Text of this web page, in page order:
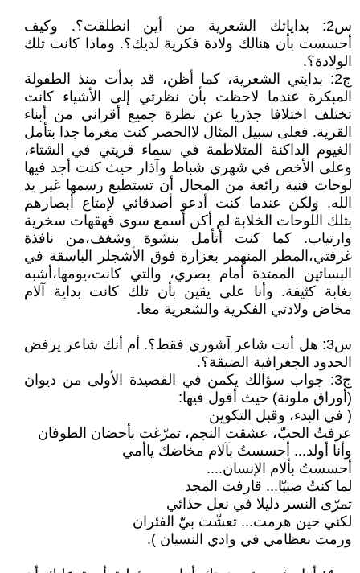
س2: بداياتك الشعرية من أين انطلقت؟. وكيف
أحسست بأن هنالك ولادة فكرية لديك؟. وماذا كانت تلك
الولادة؟.
ج2: بدايتي الشعرية، كما أظن، قد بدأت منذ الطفولة
المبكرة عندما لاحظت بأن نظرتي إلى الأشياء كانت
تختلف اختلافا جذريا عن نظرة جميع أقراني من أبناء
القرية. فعلى سبيل المثال لاالحصر كنت مغرما جدا بتأمل
الغيوم الداكنة المتلاطمة في سماء قريتي في الشتاء،
وعلى الأخص في شهري شباط وآذار حيث كنت أجد فيها
لوحات فنية رائعة من المحال أن تستطيع رسمها غير يد
الله. ولكن عندما كنت أدعو أصدقائي لإمتاع أبصارهم
بتلك اللوحات الخلابة لم أكن أسمع سوى قهقهات سخرية
وارتياب. كما كنت أتأمل بنشوة وشغف،من نافذة
غرفتي،المطر المنهمر بغزارة فوق الأشجلر الباسقة في
البساتين الممتدة أمام بصري، والتي كانت،يومها،أشبه
بغابة كثيفة. وأنا على يقين بأن تلك كانت بداية آلام
مخاض ولادتي الفكرية والشعرية معا.
س3: هل أنت شاعر آشوري فقط؟. أم أنك شاعر يرفض
الحدود الجغرافية الضيقة؟.
ج3: جواب سؤالك يكمن في القصيدة الأولى من ديوان
(أوراق ملونة) حيث أقول فيها:
( في البدء، وقبل التكوين
عرفتُ الحبّ، عشقت النجم، تمرّغت بأحضان الطوفان
وأنا أولد... أحسستُ بآلام مخاضك ياأمي
أحسستُ بألام الإنسان....
لما كنتُ صبيّا... قارفت المجد
تمرّى النسر ذليلا في نعل حذائي
لكني حين هرمت... تعشّت بيّ الفئران
ورمت بعظامي في وادي النسيان ).